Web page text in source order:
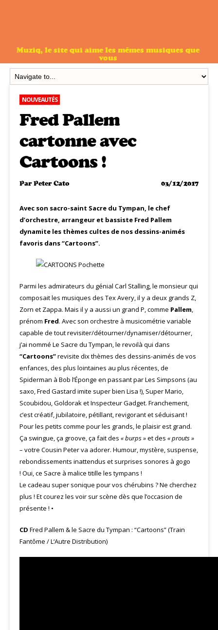
Muziq, le site qui aime les mêmes musiques que
vous
NOUVEAUTÉS
Fred Pallem
cartonne avec
Cartoons !
ParPeter Cato 03/12/2017
Avec son sacro-saint Sacre du Tympan, le chef
d’orchestre, arrangeur et bassiste Fred Pallem
dynamite les thèmes cultes de nos dessins-animés
favoris dans “Cartoons”.
Parmi les admirateurs du génial Carl Stalling, le monsieur qui
composait les musiques des Tex Avery, il y a deux grands Z,
Zorn et Zappa. Mais il y a aussi un grand P, comme Pallem,
prénom Fred. Avec son orchestre à musicométrie variable
capable de tout revisiter/détourner/dynamiser/détourner,
j’ai nommé Le Sacre du Tympan, le revoilà qui dans
“Cartoons”revisite dix thèmes des dessins-animés de vos
enfances, des plus lointaines au plus récentes, de
Spiderman à Bob l’Éponge en passant par Les Simpsons (au
saxo, Fred Gastard imite super bien Lisa !), Super Mario,
Scoubidou, Goldorak et Inspecteur Gadget. Franchement,
c’est créatif, jubilatoire, pétillant, revigorant et séduisant !
Pour les petits comme pour les grands, le plaisir est grand.
Ça swingue, ça groove, ça fait des « burps »et des « prouts »
– votre Cousin Peter va adorer. Humour, mystère, suspense,
rebondissements inattendus et surprises sonores à gogo
! Oui, ce Sacre à malice titille les tympans !
Le cadeau super sonique pour vos chérubins ? Ne cherchez
plus ! Et courez les voir sur scène dès que l’occasion de
présente ! •
CD Fred Pallem & le Sacre du Tympan : “Cartoons” (Train
Fantôme / L‘Autre Distribution)